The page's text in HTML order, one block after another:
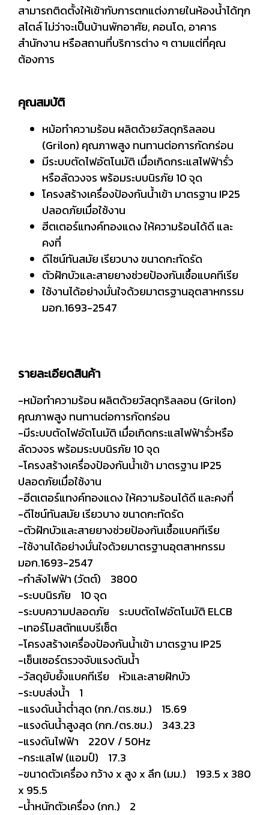
สามารถติดตั้งให้เข้ากับการตกแต่งภายในห้องน้ำได้ทุก
สไตล์ ไม่ว่าจะเป็นบ้านพักอาศัย, คอนโด, อาคาร
สำนักงาน หรือสถานที่บริการต่าง ๆ ตามแต่ที่คุณ
ต้องการ
คุณสมบัติ
หม้อทำความร้อน ผลิตด้วยวัสดุกริลลอน
(Grilon) คุณภาพสูง ทนทานต่อการกัดกร่อน
มีระบบตัดไฟอัตโนมัติ เมื่อเกิดกระแสไฟฟ้ารั่ว
หรือลัดวงจร พร้อมระบบนิรภัย 10 จุด
โครงสร้างเครื่องป้องกันน้ำเข้า มาตรฐาน IP25
ปลอดภัยเมื่อใช้งาน
ฮีตเตอร์แทงค์ทองแดง ให้ความร้อนได้ดี และ
คงที่
ดีไซน์ทันสมัย เรียวบาง ขนาดกะทัดรัด
ตัวฝักบัวและสายยางช่วยป้องกันเชื้อแบคทีเรีย
ใช้งานได้อย่างมั่นใจด้วยมาตรฐานอุตสาหกรรม
มอก.1693-2547
รายละเอียดสินค้า
-หม้อทำความร้อน ผลิตด้วยวัสดุกริลลอน (Grilon)
คุณภาพสูง ทนทานต่อการกัดกร่อน
-มีระบบตัดไฟอัตโนมัติ เมื่อเกิดกระแสไฟฟ้ารั่วหรือ
ลัดวงจร พร้อมระบบนิรภัย 10 จุด
-โครงสร้างเครื่องป้องกันน้ำเข้า มาตรฐาน IP25
ปลอดภัยเมื่อใช้งาน
-ฮีตเตอร์แทงค์ทองแดง ให้ความร้อนได้ดี และคงที่
-ดีไซน์ทันสมัย เรียวบาง ขนาดกะทัดรัด
-ตัวฝักบัวและสายยางช่วยป้องกันเชื้อแบคทีเรีย
-ใช้งานได้อย่างมั่นใจด้วยมาตรฐานอุตสาหกรรม
มอก.1693-2547
-กำลังไฟฟ้า (วัตต์) 3800
-ระบบนิรภัย 10 จุด
-ระบบความปลอดภัย ระบบตัดไฟอัตโนมัติ ELCB
-เทอร์โมสตัทแบบรีเซ็ต
-โครงสร้างเครื่องป้องกันน้ำเข้า มาตรฐาน IP25
-เซ็นเซอร์ตรวจจับแรงดันน้ำ
-วัสดุยับยั้งแบคทีเรีย หัวและสายฝักบัว
-ระบบส่งน้ำ 1
-แรงดันน้ำต่ำสุด (กก./ตร.ซม.) 15.69
-แรงดันน้ำสูงสุด (กก./ตร.ซม.) 343.23
-แรงดันไฟฟ้า 220V / 50Hz
-กระแสไฟ (แอมป์) 17.3
-ขนาดตัวเครื่อง กว้าง x สูง x ลึก (มม.) 193.5 x 380
x 95.5
-น้ำหนักตัวเครื่อง (กก.) 2